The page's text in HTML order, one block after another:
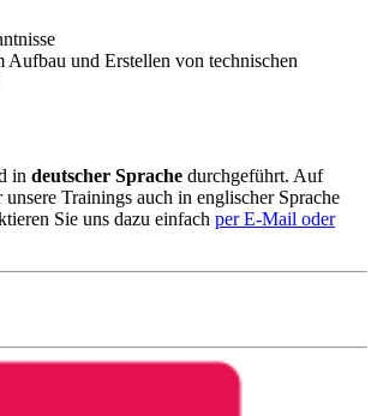
Aufbau und Erstellen von technischen
in deutscher Sprache durchgeführt. Auf
Trainings auch in englischer Sprache
Sie uns dazu einfach per E-Mail oder